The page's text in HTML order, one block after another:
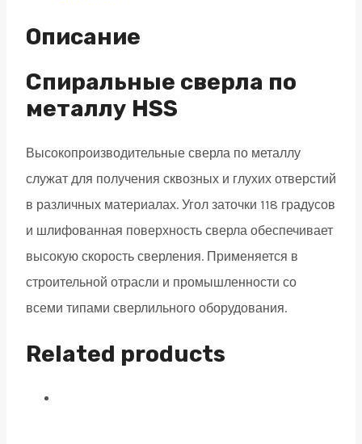
мм
DIN338
Описание
Спиральные сверла по
металлу HSS
Высокопроизводительные сверла по металлу
служат для получения сквозных и глухих отверстий
в различных материалах. Угол заточки 118 градусов
и шлифованная поверхность сверла обеспечивает
высокую скорость сверления. Применяется в
строительной отрасли и промышленности со
всеми типами сверлильного оборудования.
Related products